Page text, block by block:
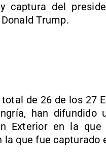
captura del
Trump.
de 26 de los 27
han difundido
Exterior en la que
la que fue capturado